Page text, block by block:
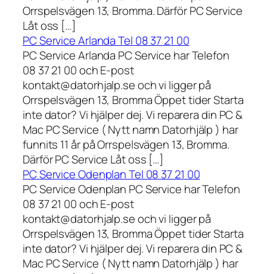
Orrspelsvägen 13, Bromma. Därför PC Service
Låt oss […]
PC Service Arlanda Tel 08 37 21 00
PC Service Arlanda PC Service har Telefon
08 37 21 00 och E-post
kontakt@datorhjalp.se och vi ligger på
Orrspelsvägen 13, Bromma Öppet tider Starta
inte dator? Vi hjälper dej. Vi reparera din PC &
Mac PC Service ( Nytt namn Datorhjälp ) har
funnits 11 år på Orrspelsvägen 13, Bromma.
Därför PC Service Låt oss […]
PC Service Odenplan Tel 08 37 21 00
PC Service Odenplan PC Service har Telefon
08 37 21 00 och E-post
kontakt@datorhjalp.se och vi ligger på
Orrspelsvägen 13, Bromma Öppet tider Starta
inte dator? Vi hjälper dej. Vi reparera din PC &
Mac PC Service ( Nytt namn Datorhjälp ) har